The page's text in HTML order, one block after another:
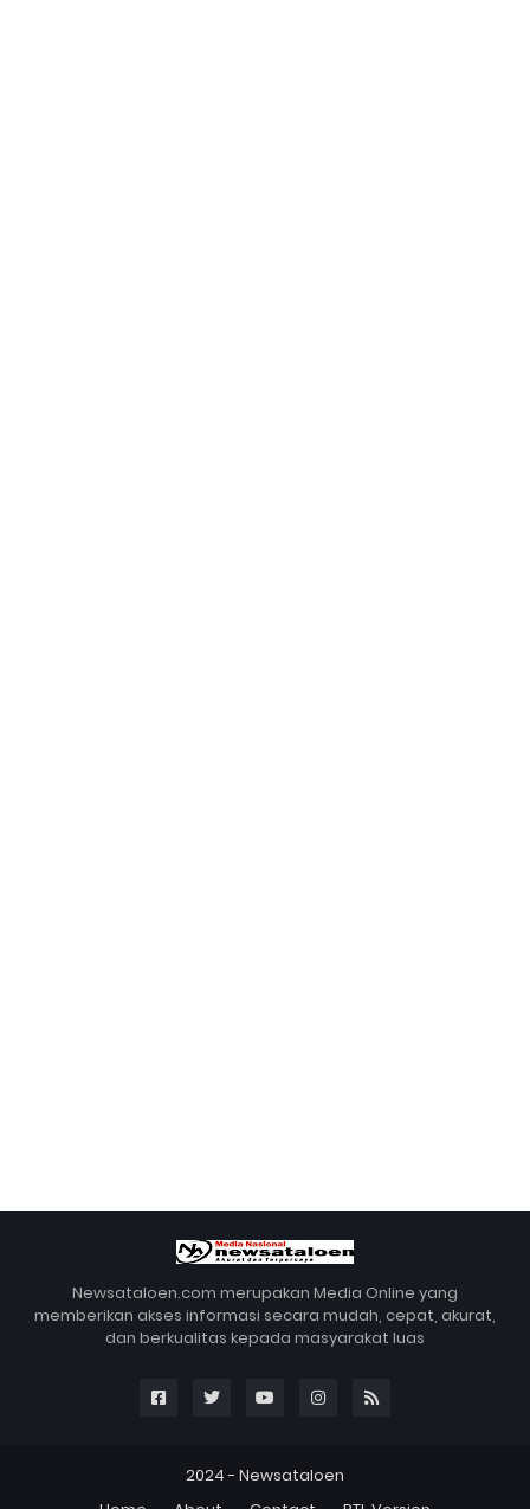
Newsataloen.com merupakan Media Online yang
memberikan akses informasi secara mudah, cepat, akurat,
dan berkualitas kepada masyarakat luas
2024 - Newsataloen